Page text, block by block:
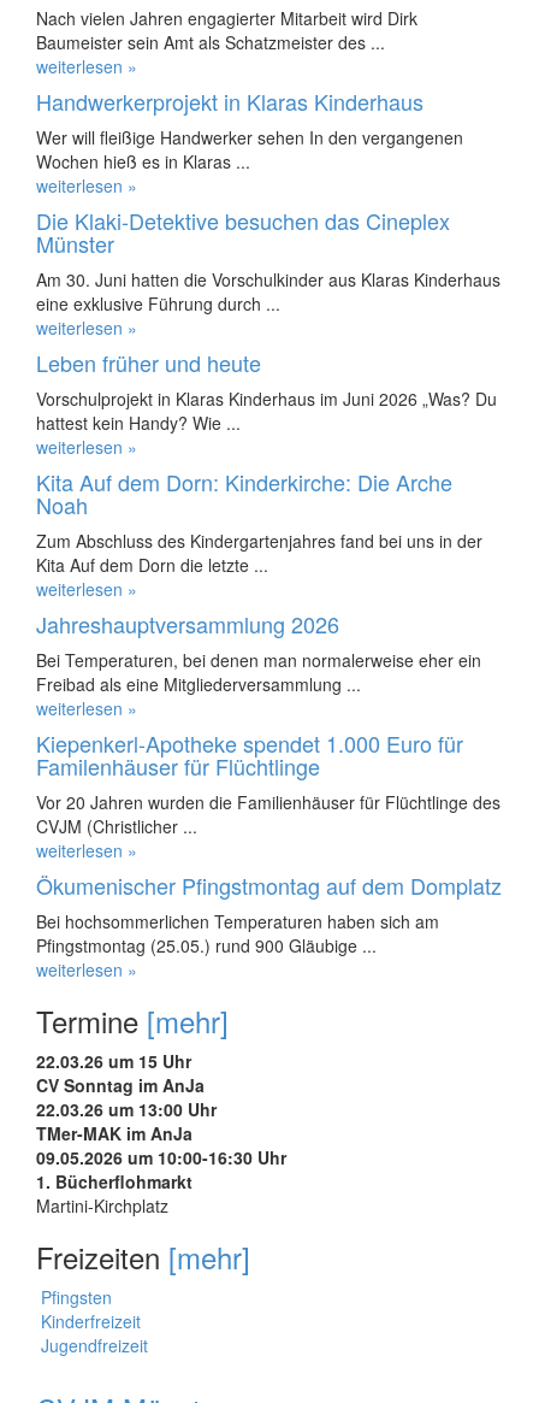
Nach vielen Jahren engagierter Mitarbeit wird Dirk
Baumeister sein Amt als Schatzmeister des ...
weiterlesen »
Handwerkerprojekt in Klaras Kinderhaus
Wer will fleißige Handwerker sehen In den vergangenen
Wochen hieß es in Klaras ...
weiterlesen »
Die Klaki-Detektive besuchen das Cineplex
Münster
Am 30. Juni hatten die Vorschulkinder aus Klaras Kinderhaus
eine exklusive Führung durch ...
weiterlesen »
Leben früher und heute
Vorschulprojekt in Klaras Kinderhaus im Juni 2026 „Was? Du
hattest kein Handy? Wie ...
weiterlesen »
Kita Auf dem Dorn: Kinderkirche: Die Arche
Noah
Zum Abschluss des Kindergartenjahres fand bei uns in der
Kita Auf dem Dorn die letzte ...
weiterlesen »
Jahreshauptversammlung 2026
Bei Temperaturen, bei denen man normalerweise eher ein
Freibad als eine Mitgliederversammlung ...
weiterlesen »
Kiepenkerl-Apotheke spendet 1.000 Euro für
Familenhäuser für Flüchtlinge
Vor 20 Jahren wurden die Familienhäuser für Flüchtlinge des
CVJM (Christlicher ...
weiterlesen »
Ökumenischer Pfingstmontag auf dem Domplatz
Bei hochsommerlichen Temperaturen haben sich am
Pfingstmontag (25.05.) rund 900 Gläubige ...
weiterlesen »
Termine [mehr]
22.03.26 um 15 Uhr
CV Sonntag im AnJa
22.03.26 um 13:00 Uhr
TMer-MAK im AnJa
09.05.2026 um 10:00-16:30 Uhr
1. Bücherflohmarkt
Martini-Kirchplatz
Freizeiten [mehr]
Pfingsten
Kinderfreizeit
Jugendfreizeit